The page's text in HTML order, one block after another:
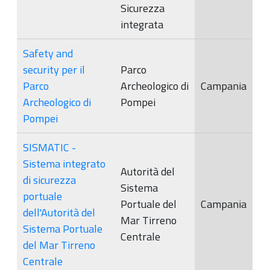
Sicurezza
integrata
Safety and
security per il
Parco
Archeologico di
Pompei
Parco
Archeologico di
Pompei
Campania
SISMATIC -
Sistema integrato
di sicurezza
portuale
dell'Autorità del
Sistema Portuale
del Mar Tirreno
Centrale
Autorità del
Sistema
Portuale del
Mar Tirreno
Centrale
Campania